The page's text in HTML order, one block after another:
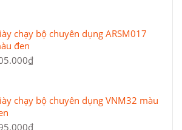
chạy bộ chuyên dụng ARSM017
đen
chạy bộ chuyên dụng VNM32 màu